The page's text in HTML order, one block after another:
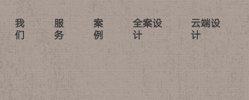
我
们
服
务
案
例
全案设
计
云端设
计